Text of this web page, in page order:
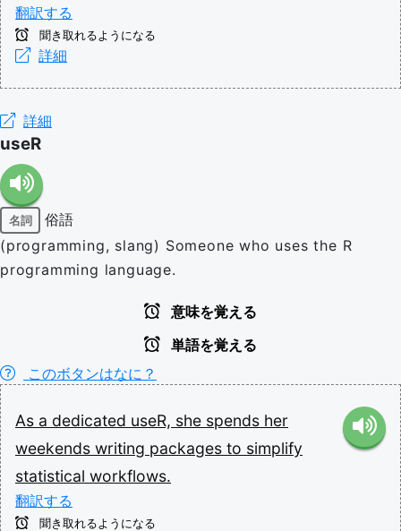
翻訳する
聞き取れるようになる
詳細
詳細
useR
名詞
俗語
(programming, slang) Someone who uses the R
programming language.
意味を覚える
単語を覚える
このボタンはなに？
As a dedicated useR, she spends her
weekends writing packages to simplify
statistical workflows.
翻訳する
聞き取れるようになる